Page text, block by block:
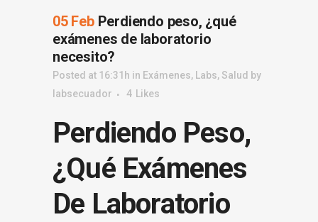
05 FebPerdiendo peso, ¿qué
exámenes de laboratorio
necesito?
Posted at 16:31h in Exámenes, Labs, Salud by
labsecuador
4 Likes
Perdiendo Peso,
¿qué Exámenes
De Laboratorio